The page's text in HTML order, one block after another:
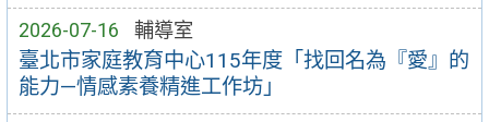
2026-07-16 輔導室
臺北市家庭教育中心115年度「找回名為『愛』的
能力—情感素養精進工作坊」